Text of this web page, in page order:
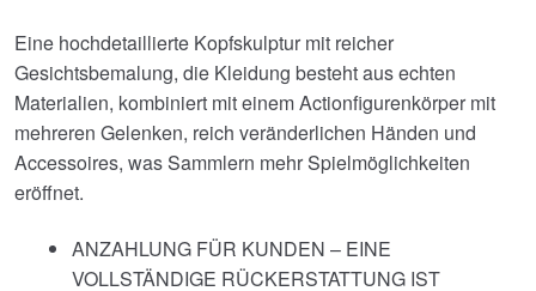
Eine hochdetaillierte Kopfskulptur mit reicher
Gesichtsbemalung, die Kleidung besteht aus echten
Materialien, kombiniert mit einem Actionfigurenkörper mit
mehreren Gelenken, reich veränderlichen Händen und
Accessoires, was Sammlern mehr Spielmöglichkeiten
eröffnet.
ANZAHLUNG FÜR KUNDEN – EINE
VOLLSTÄNDIGE RÜCKERSTATTUNG IST